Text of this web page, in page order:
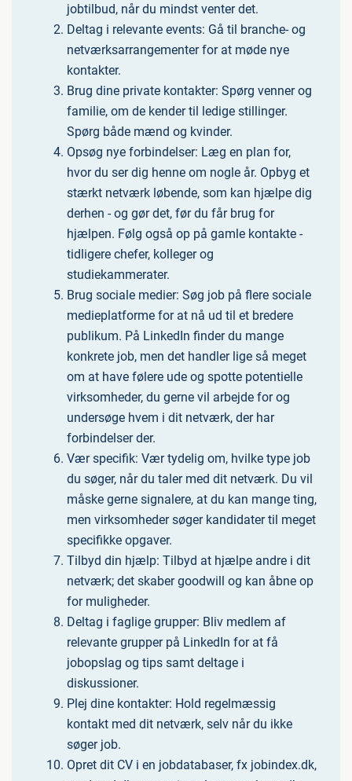
jobtilbud, når du mindst venter det.
Deltag i relevante events: Gå til branche- og
netværksarrangementer for at møde nye
kontakter.
Brug dine private kontakter: Spørg venner og
familie, om de kender til ledige stillinger.
Spørg både mænd og kvinder.
Opsøg nye forbindelser: Læg en plan for,
hvor du ser dig henne om nogle år. Opbyg et
stærkt netværk løbende, som kan hjælpe dig
derhen - og gør det, før du får brug for
hjælpen. Følg også op på gamle kontakte -
tidligere chefer, kolleger og
studiekammerater.
Brug sociale medier: Søg job på flere sociale
medieplatforme for at nå ud til et bredere
publikum. På LinkedIn finder du mange
konkrete job, men det handler lige så meget
om at have følere ude og spotte potentielle
virksomheder, du gerne vil arbejde for og
undersøge hvem i dit netværk, der har
forbindelser der.
Vær specifik: Vær tydelig om, hvilke type job
du søger, når du taler med dit netværk. Du vil
måske gerne signalere, at du kan mange ting,
men virksomheder søger kandidater til meget
specifikke opgaver.
Tilbyd din hjælp: Tilbyd at hjælpe andre i dit
netværk; det skaber goodwill og kan åbne op
for muligheder.
Deltag i faglige grupper: Bliv medlem af
relevante grupper på LinkedIn for at få
jobopslag og tips samt deltage i
diskussioner.
Plej dine kontakter: Hold regelmæssig
kontakt med dit netværk, selv når du ikke
søger job.
Opret dit CV i en jobdatabaser, fx jobindex.dk,